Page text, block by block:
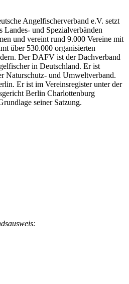
Angelfischerverband e.V. setzt
Landes- und Spezialverbänden
und vereint rund 9.000 Vereine mit
über 530.000 organisierten
Der DAFV ist der Dachverband
in Deutschland. Er ist
Naturschutz- und Umweltverband.
Er ist im Vereinsregister unter der
Berlin Charlottenburg
seiner Satzung.